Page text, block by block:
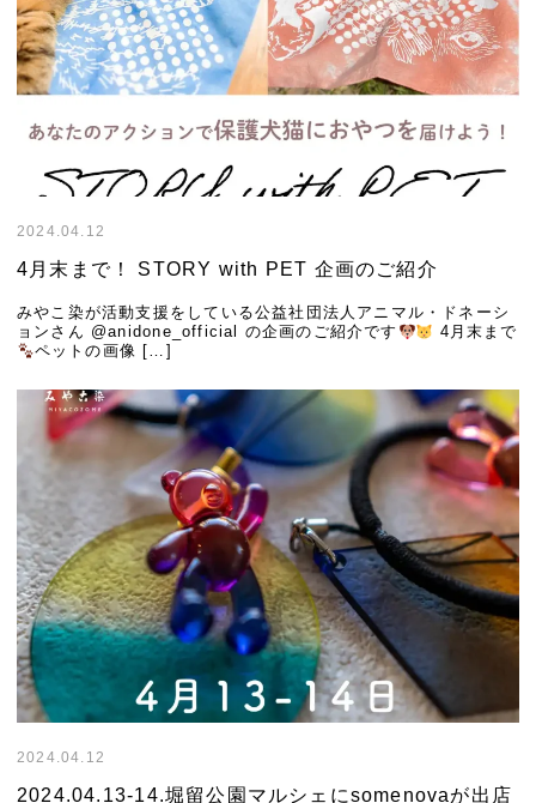
2024.04.12
4月末まで！ STORY with PET 企画のご紹介
みやこ染が活動支援をしている公益社団法人アニマル・ドネーシ
ョンさん @anidone_official の企画のご紹介です
4月末まで
ペットの画像 […]
2024.04.12
2024.04.13-14.堀留公園マルシェにsomenovaが出店